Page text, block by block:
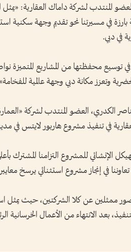
المنتدب لشركة داماك العقارية:
في مسيرتنا نحو تقديم وجهة سكنية
في دبي.
توسيع محفظتها من المشاريع المتميزة
وتعزز مكانة دبي وجهة عالمية
الكدري، العضو المنتدب لشركة
في تنفيذ مشروع هاربور لايتس في
الإنشائي للمشروع التزامنا المشترك
في إنجاز مشروع استثنائي يرسخ
ممثلين عن كلا الشركتين، حيث يمثل
بعد الانتهاء من الأعمال الخرسانية